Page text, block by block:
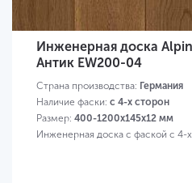
Инженерная доска
Антик EW200-04
Страна производства: Германия
Наличие фаски: с 4-х сторон
Размер: 400-1200х145х12 мм
Инженерная доска с фаской с 4-